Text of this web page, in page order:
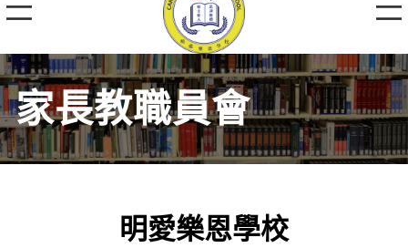
家長教職員會
明愛樂恩學校